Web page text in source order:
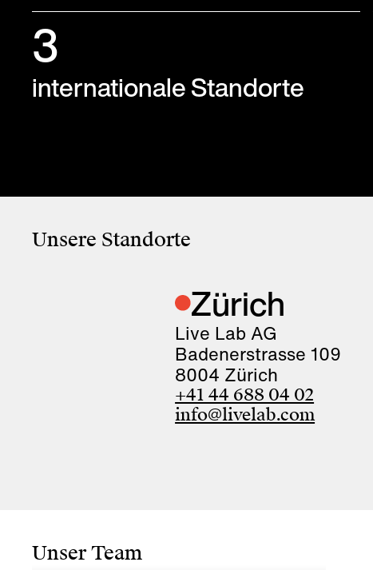
3
internationale Standorte
Unsere Standorte
Zürich
Live Lab AG
Badenerstrasse 109
8004 Zürich
+41 44 688 04 02
info@livelab.com
Unser Team